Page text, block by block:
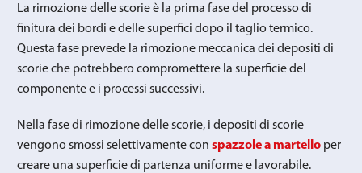
La rimozione delle scorie è la prima fase del processo di
finitura dei bordi e delle superfici dopo il taglio termico.
Questa fase prevede la rimozione meccanica dei depositi di
scorie che potrebbero compromettere la superficie del
componente e i processi successivi.
Nella fase di rimozione delle scorie, i depositi di scorie
vengono smossi selettivamente con spazzole a martello per
creare una superficie di partenza uniforme e lavorabile.